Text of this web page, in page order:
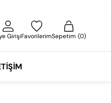
GirişiFavorilerimSepetim 0